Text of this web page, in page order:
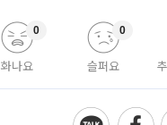
화나요
0
슬퍼요
0